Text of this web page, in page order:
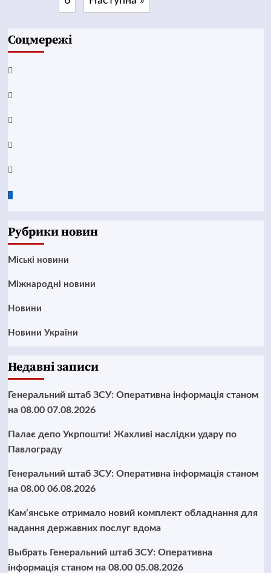
Соцмережі
Facebook
YouTube
Telegram
Instagram
Twitter
Google
Рубрики новин
Mіські новини
Міжнародні новини
Новини
Новини України
Недавні записи
Генеральний штаб ЗСУ: Оперативна інформація станом
на 08.00 07.08.2026
Палає депо Укрпошти! Жахливі наслідки удару по
Павлограду
Генеральний штаб ЗСУ: Оперативна інформація станом
на 08.00 06.08.2026
Кам’янське отримало новий комплект обладнання для
надання державних послуг вдома
Выбрать Генеральний штаб ЗСУ: Оперативна
інформація станом на 08.00 05.08.2026